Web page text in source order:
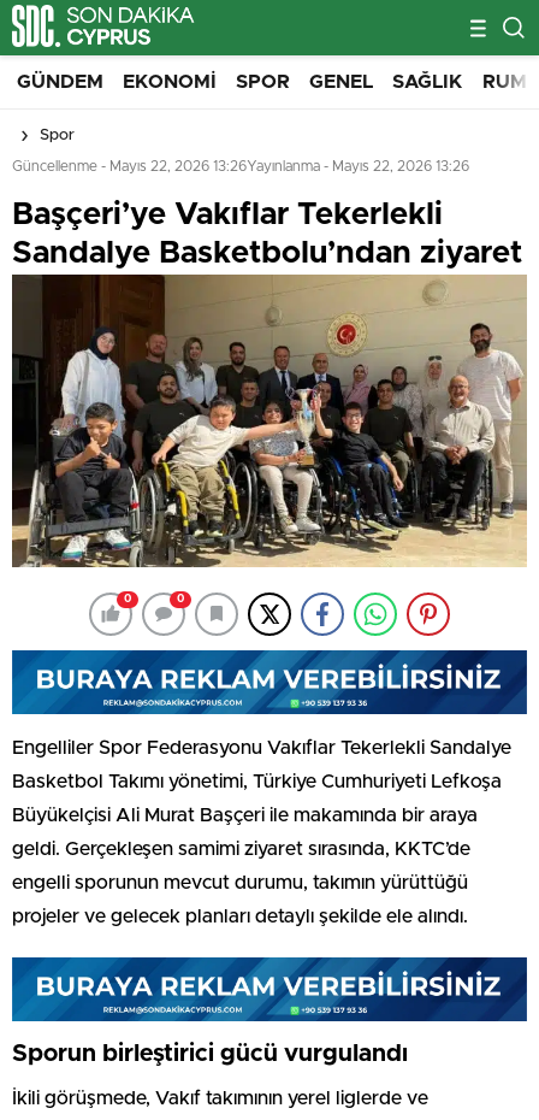
GÜNDEM EKONOMI SPOR GENEL SAĞLIK RUM
Spor
Güncellenme - Mayıs 22, 2026 13:26Yayınlanma - Mayıs 22, 2026 13:26
Başçeri’ye Vakıflar Tekerlekli
Sandalye Basketbolu’ndan ziyaret
0 0
Engelliler Spor Federasyonu Vakıflar Tekerlekli Sandalye
Basketbol Takımı yönetimi, Türkiye Cumhuriyeti Lefkoşa
Büyükelçisi Ali Murat Başçeri ile makamında bir araya
geldi. Gerçekleşen samimi ziyaret sırasında, KKTC’de
engelli sporunun mevcut durumu, takımın yürüttüğü
projeler ve gelecek planları detaylı şekilde ele alındı.
Sporun birleştirici gücü vurgulandı
İkili görüşmede, Vakıf takımının yerel liglerde ve